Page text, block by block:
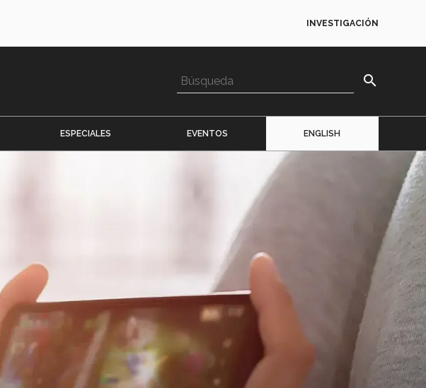
INVESTIGACIÓN
search
ESPECIALES EVENTOS ENGLISH